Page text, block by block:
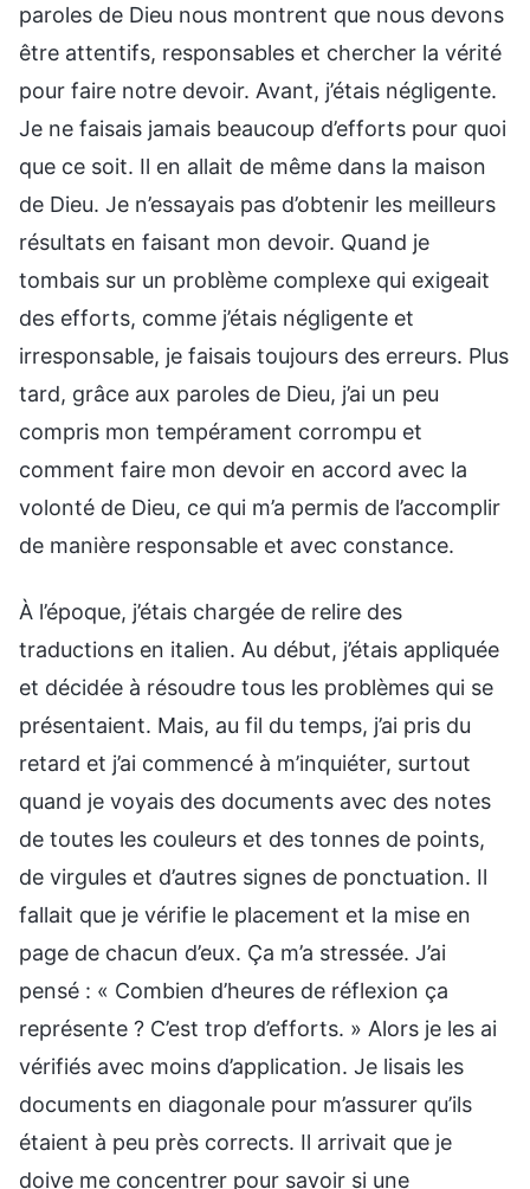
paroles de Dieu nous montrent que nous devons
être attentifs, responsables et chercher la vérité
pour faire notre devoir. Avant, j’étais négligente.
Je ne faisais jamais beaucoup d’efforts pour quoi
que ce soit. Il en allait de même dans la maison
de Dieu. Je n’essayais pas d’obtenir les meilleurs
résultats en faisant mon devoir. Quand je
tombais sur un problème complexe qui exigeait
des efforts, comme j’étais négligente et
irresponsable, je faisais toujours des erreurs. Plus
tard, grâce aux paroles de Dieu, j’ai un peu
compris mon tempérament corrompu et
comment faire mon devoir en accord avec la
volonté de Dieu, ce qui m’a permis de l’accomplir
de manière responsable et avec constance.
À l’époque, j’étais chargée de relire des
traductions en italien. Au début, j’étais appliquée
et décidée à résoudre tous les problèmes qui se
présentaient. Mais, au fil du temps, j’ai pris du
retard et j’ai commencé à m’inquiéter, surtout
quand je voyais des documents avec des notes
de toutes les couleurs et des tonnes de points,
de virgules et d’autres signes de ponctuation. Il
fallait que je vérifie le placement et la mise en
page de chacun d’eux. Ça m’a stressée. J’ai
pensé : « Combien d’heures de réflexion ça
représente ? C’est trop d’efforts. » Alors je les ai
vérifiés avec moins d’application. Je lisais les
documents en diagonale pour m’assurer qu’ils
étaient à peu près corrects. Il arrivait que je
doive me concentrer pour savoir si une